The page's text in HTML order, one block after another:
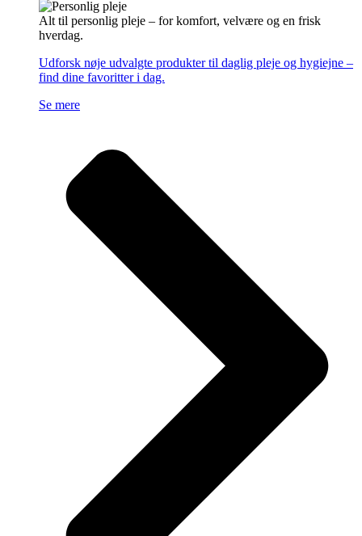
Alt til personlig pleje – for komfort, velvære og en frisk
hverdag.
Udforsk nøje udvalgte produkter til daglig pleje og hygiejne –
find dine favoritter i dag.
Se mere